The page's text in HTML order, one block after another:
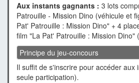
Aux instants gagnants : 3 lots
Patrouille - Mission Dino (véhicule et
Pat' Patrouille : Mission Dino" + 4
film "La Pat' Patrouille : Mission Dino"
Principe du jeu-concours
Il suffit de s'inscrire pour accéder aux
seule participation).